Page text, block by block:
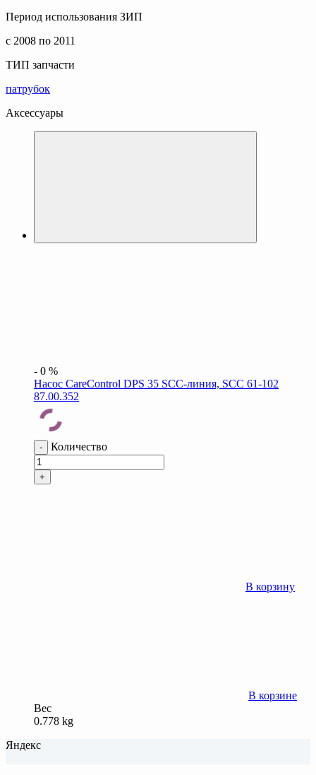
Период использования ЗИП
с 2008 по 2011
ТИП запчасти
патрубок
Аксессуары
- 0 %
Насос CareControl DPS 35 SCC-линия, SCC 61-102
87.00.352
- Количество
+
В корзину
В корзине
Вес
0.778 kg
Яндекс